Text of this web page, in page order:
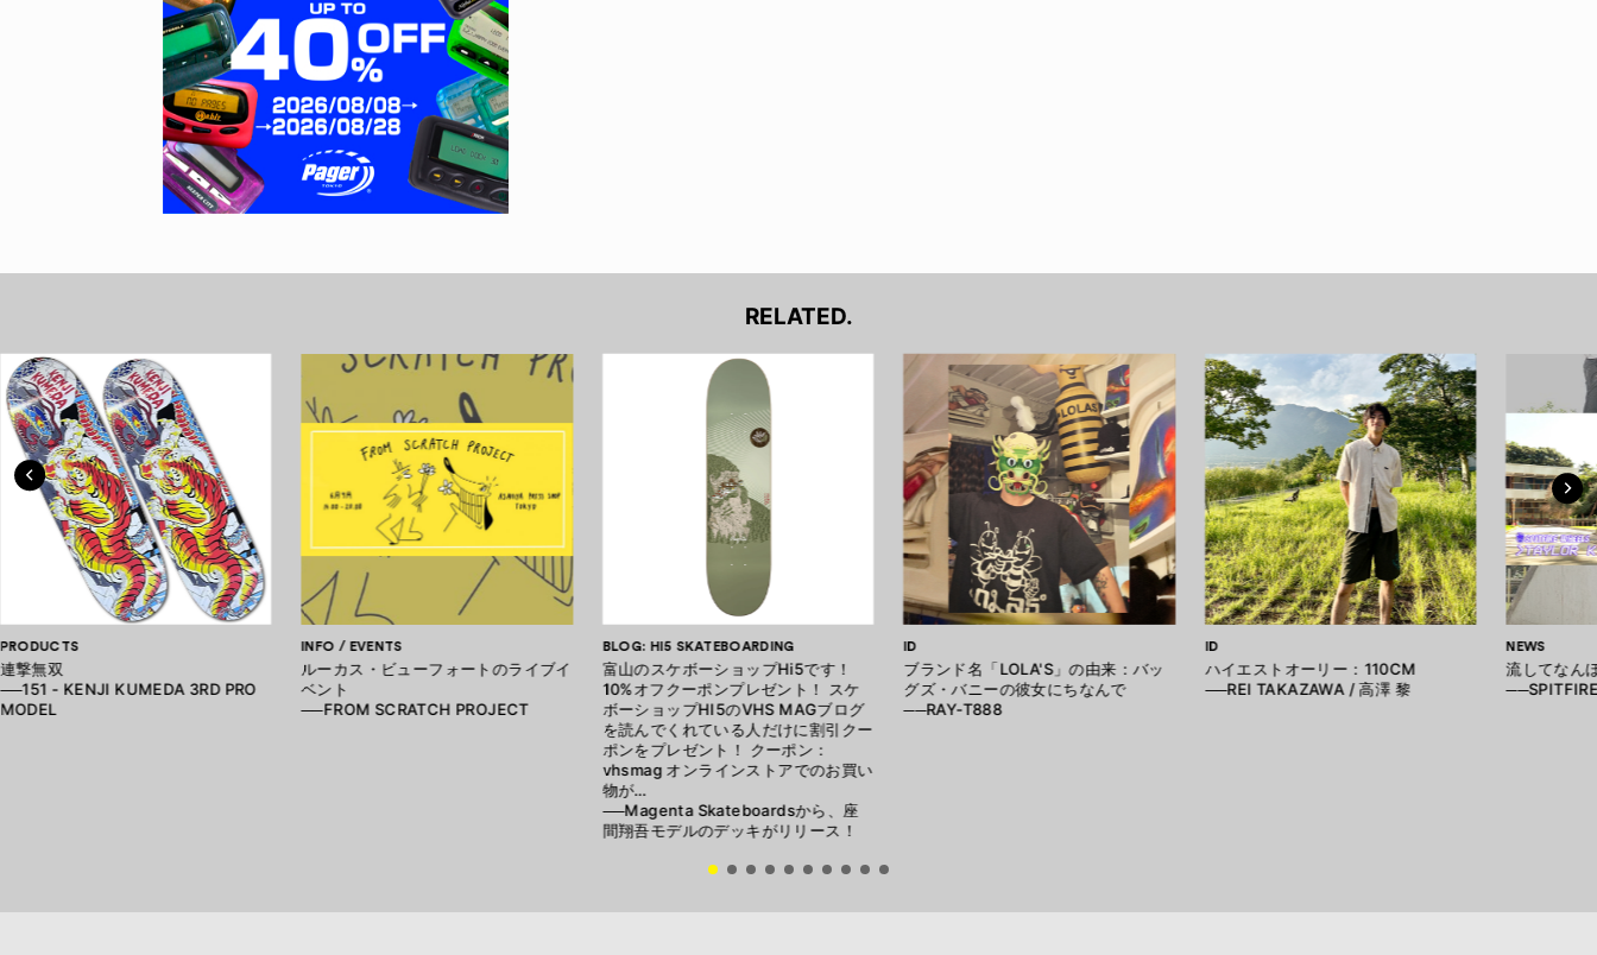
RELATED.
PRODUCTS
連撃無双
──151 - KENJI KUMEDA 3RD PRO
MODEL
INFO / EVENTS
ルーカス・ビューフォートのライブイ
ベント
──FROM SCRATCH PROJECT
BLOG: HI5 SKATEBOARDING
富山のスケボーショップHi5です！
10%オフクーポンプレゼント！ スケ
ボーショップHI5のVHS MAGブログ
を読んでくれている人だけに割引クー
ポンをプレゼント！ クーポン：
vhsmag オンラインストアでのお買い
物が…
──Magenta Skateboardsから、座
間翔吾モデルのデッキがリリース！
ID
ブランド名「LOLA'S」の由来：バッ
グズ・バニーの彼女にちなんで
──RAY-T888
ID
ハイエストオーリー：110CM
──REI TAKAZAWA / 高澤 黎
NEWS
流してなん